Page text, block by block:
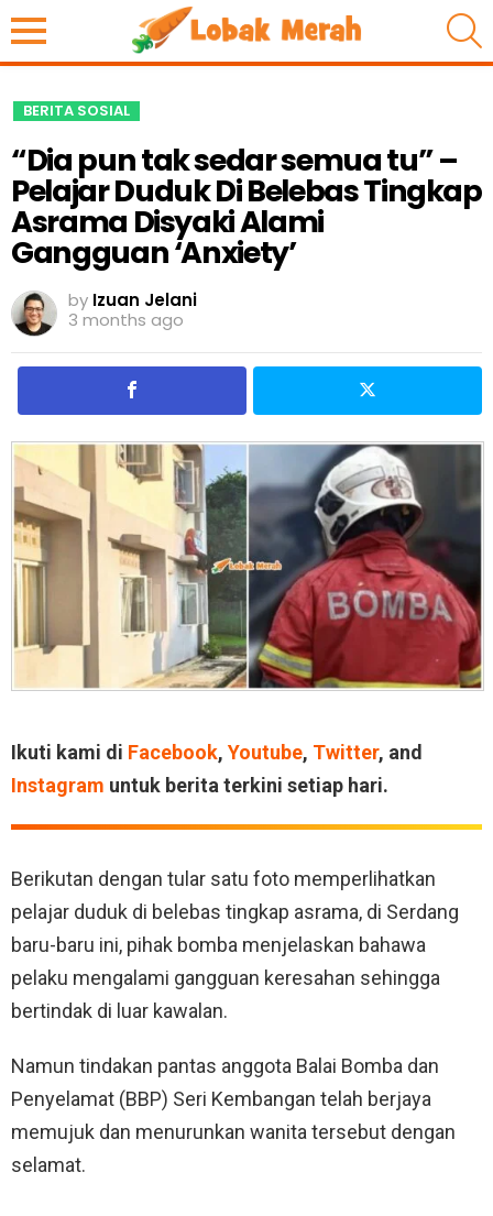
BERITA SOSIAL
“Dia pun tak sedar semua tu” –
Pelajar Duduk Di Belebas Tingkap
Asrama Disyaki Alami
Gangguan ‘Anxiety’
by Izuan Jelani
3 months ago
Ikuti kami di Facebook, Youtube, Twitter, and
Instagram untuk berita terkini setiap hari.
Berikutan dengan tular satu foto memperlihatkan
pelajar duduk di belebas tingkap asrama, di Serdang
baru-baru ini, pihak bomba menjelaskan bahawa
pelaku mengalami gangguan keresahan sehingga
bertindak di luar kawalan.
Namun tindakan pantas anggota Balai Bomba dan
Penyelamat (BBP) Seri Kembangan telah berjaya
memujuk dan menurunkan wanita tersebut dengan
selamat.